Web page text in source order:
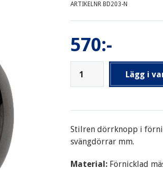
ARTIKELNR BD203-N
570:-
Lägg i
Stilren dörrknopp i
svängdörrar mm.
Material: Förnicklad